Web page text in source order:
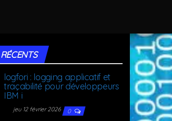
log­fo­ri : log­ging appli­ca­tif et
tra­ça­bi­li­té pour déve­lop­peurs
IBM i
jeu 12 février 2026 0